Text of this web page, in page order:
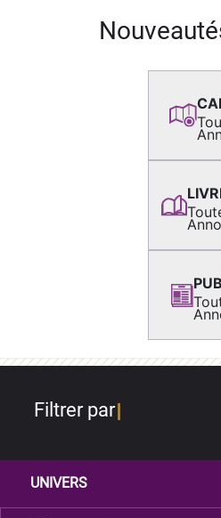
Filtrer par
UNIVERS